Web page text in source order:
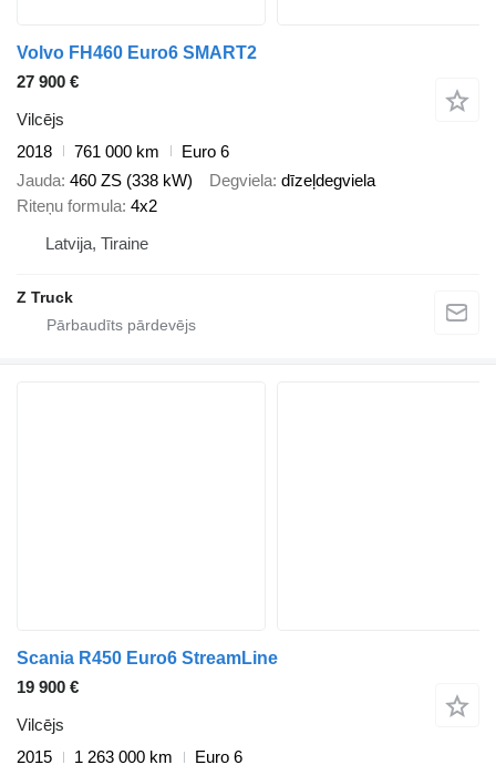
Volvo FH460 Euro6 SMART2
27 900 €
Vilcējs
2018
761 000 km
Euro 6
Jauda 460 ZS (338 kW) Degviela dīzeļdegviela
Riteņu formula 4x2
Latvija, Tiraine
Z Truck
Scania R450 Euro6 StreamLine
19 900 €
Vilcējs
2015
1 263 000 km
Euro 6